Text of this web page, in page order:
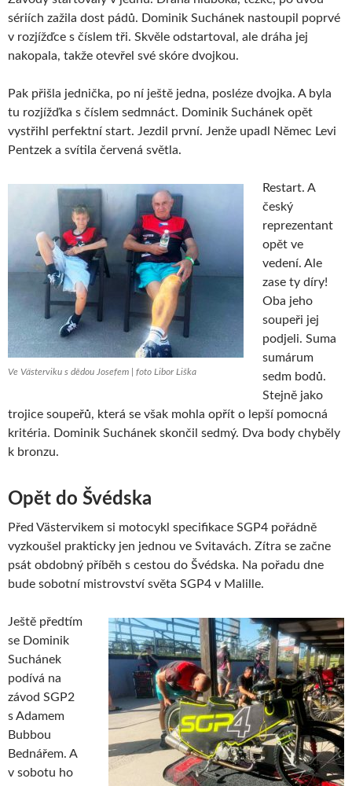
sériích zažila dost pádů. Dominik Suchánek nastoupil poprvé
v rozjížďce s číslem tři. Skvěle odstartoval, ale dráha jej
nakopala, takže otevřel své skóre dvojkou.
Pak přišla jednička, po ní ještě jedna, posléze dvojka. A byla
tu rozjížďka s číslem sedmnáct. Dominik Suchánek opět
vystřihl perfektní start. Jezdil první. Jenže upadl Němec Levi
Pentzek a svítila červená světla.
Ve Västerviku s dědou Josefem | foto Libor Liška
Restart. A
český
reprezentant
opět ve
vedení. Ale
zase ty díry!
Oba jeho
soupeři jej
podjeli. Suma
sumárum
sedm bodů.
Stejně jako
trojice soupeřů, která se však mohla opřít o lepší pomocná
kritéria. Dominik Suchánek skončil sedmý. Dva body chyběly
k bronzu.
Opět do Švédska
Před Västervikem si motocykl specifikace SGP4 pořádně
vyzkoušel prakticky jen jednou ve Svitavách. Zítra se začne
psát obdobný příběh s cestou do Švédska. Na pořadu dne
bude sobotní mistrovství světa SGP4 v Malille.
Ještě předtím
se Dominik
Suchánek
podívá na
závod SGP2
s Adamem
Bubbou
Bednářem. A
v sobotu ho